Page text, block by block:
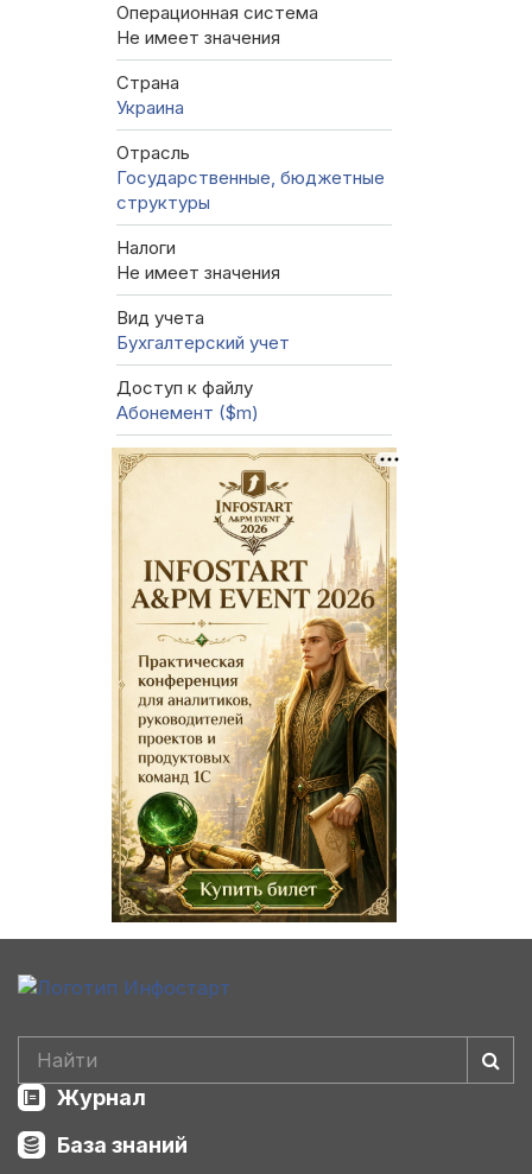
Операционная система
Не имеет значения
Страна
Украина
Отрасль
Государственные, бюджетные
структуры
Налоги
Не имеет значения
Вид учета
Бухгалтерский учет
Доступ к файлу
Абонемент ($m)
Журнал
База знаний